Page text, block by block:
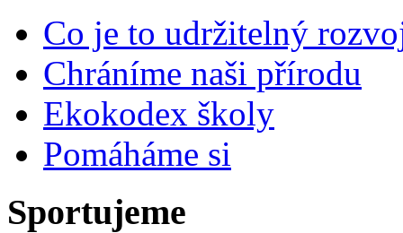
Co je to udržitelný
Chráníme naši přírodu
Ekokodex školy
Pomáháme si
Sportujeme